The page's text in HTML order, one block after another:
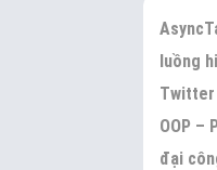
luồng
Twitter
OOP –
đại